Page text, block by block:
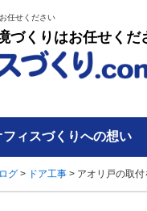
任せください
づくりはお任せくだ
フィスづくりへの想い
グ > ドア工事 > アオリ戸の取